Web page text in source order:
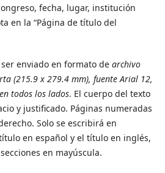
fecha, lugar, institución
en la “Página de título del
enviado en formato de archivo
(215.9 x 279.4 mm), fuente Arial 12,
todos los lados. El cuerpo del texto
y justificado. Páginas numeradas
Solo se escribirá en
en español y el título en inglés,
en mayúscula.